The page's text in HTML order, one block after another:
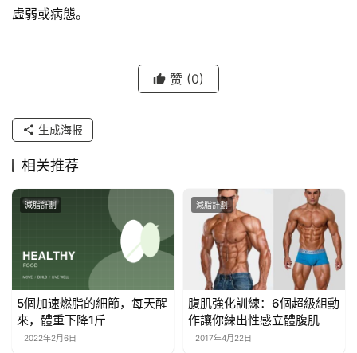
虛弱或病態。
赞 (0)
生成海报
相关推荐
減脂計劃
5個加速燃脂的細節，每天醒
來，體重下降1斤
2022年2月6日
減脂計劃
腹肌強化訓練：6個超級組動
作讓你練出性感立體腹肌
2017年4月22日